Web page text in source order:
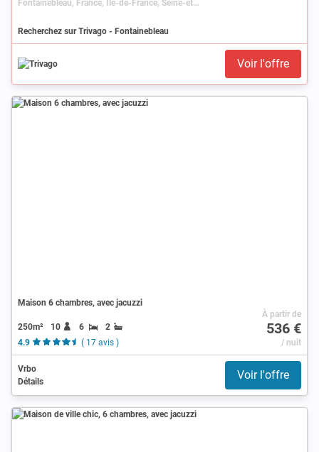
Fontainebleau, France, Île-de-France, Seine-et-Marne
Recherchez sur Trivago - Fontainebleau
Voir l'offre
Maison 6 chambres, avec jacuzzi
250m² 10 6
2
4.9
( 17 avis )
À partir de
536 €
/ nuit
Vrbo
Détails
Voir l'offre